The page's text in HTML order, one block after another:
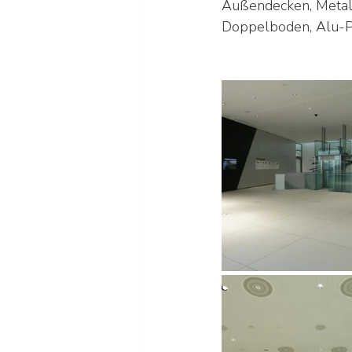
Außendecken,
Doppelboden, Alu-